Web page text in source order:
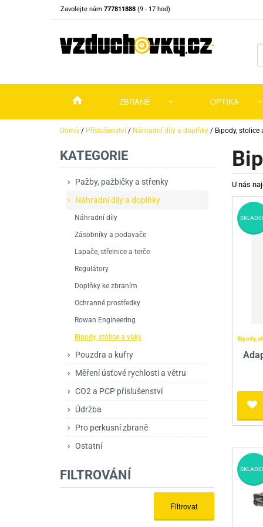
Zavolejte nám 777811888 (9 - 17 hod)
ZBRANĚ
Vzduchovky Vzduchovky na
Příslušenství pro
Vzduchovky PCP
Vzduchovky
Vzduchové pistole a revolveryPříslušenství
CO2 pistole
Plynové pistole a revolvery
Perkusní zbraně
Zbraně na ZP Pušky opakovací
Brokovnice
Nože
Mačety a sekery
Luky
Kuše
Obranné prostředky
OPTIKA
Puškohledy
Dalekohledy a
Kolimátory, lasery
Noční vidění a
Domů / Příslušenství / Náhradní díly a doplňky / Bipody, stolice
U nás
KATEGORIE
Pažby, pažbičky a střenky
Náhradní díly a doplňky
Náhradní díly
Zásobníky a podavače
Lapače, střelnice a terče
Regulátory
Doplňky ke zbraním
Ochranné prostředky
Rowan Engineering
Bipody, stolice a vaky
Pouzdra a kufry
Měření úsťové rychlosti a větru
CO2 a PCP příslušenství
Údržba
Pro perkusní zbraně
Ostatní
FILTROVÁNÍ
Filtrovat
Bipody,